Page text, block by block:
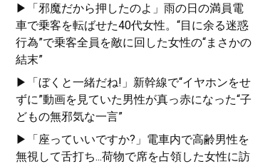
▶「邪魔だから押したのよ」雨の日の満員電
車で乗客を転ばせた40代女性。“目に余る迷惑
行為”で乗客全員を敵に回した女性の“まさかの
結末”
▶「ぼくと一緒だね!」新幹線で“イヤホンをせ
ずに”動画を見ていた男性が真っ赤になった“子
どもの無邪気な一言”
▶「座っていいですか?」電車内で高齢男性を
無視して舌打ち...荷物で席を占領した女性に訪